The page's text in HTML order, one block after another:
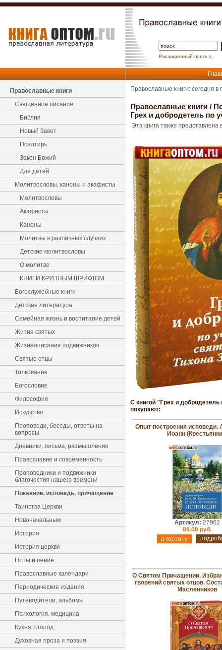
Расширенный поиск »
Православные книги
Священное писание
Библия
Новый Завет
Псалтирь
Закон Божий
Для детей
Молитвословы, каноны и акафисты
Молитвословы
Акафисты
Каноны
Молитвы в различных случаях
Детские молитвословы
О молитве
КНИГИ КРУПНЫМ ШРИФТОМ
Богослужебные книги
Детская литература
Семейная жизнь и воспитание детей
Жития святых
Жизнеописания подвижников
Святые отцы
Толкования
Богословие
Философия
Искусство
Проповеди, беседы, ответы на
вопросы
Дневники, письма, размышления
Православие и современность
Проповедники и подвижники
благочестия нашего времени
Покаяние, исповедь, причащение
Таинства Церкви
Новоначальным
История
История церкви
Ноты и пение
Православные календари
Периодические издания
Путеводители, альбомы
Психология, медицина
Кухня, огород
Духовная проза и поэзия
Православные книги: сегодня
Православные книги /
Грех и добродетель по
Эта книга также представлена
С книгой "Грех и
покупают:
Опыт построения исповеди.
Иоанн
Артикул: 27962
85.00 руб.
О Святом Причащении.
творений святых отцов.
Масленников